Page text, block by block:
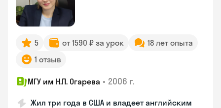
5 от 1590 ₽ за урок
18 лет опыта
1 отзыв
МГУ им Н.П. Огарева • 2006 г.
Жил три года в США и владеет английским